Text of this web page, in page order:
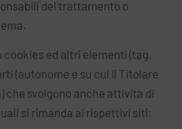
del trattamento o
cookies ed altri elementi (tag,
(autonome e su cui il Titolare
che svolgono anche attività di
si rimanda ai rispettivi siti: